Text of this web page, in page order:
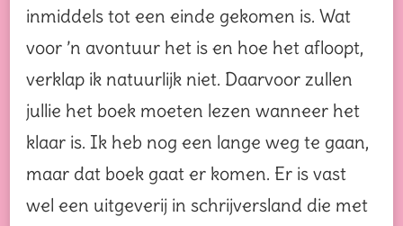
inmiddels tot een einde gekomen is. Wat
voor ’n avontuur het is en hoe het afloopt,
verklap ik natuurlijk niet. Daarvoor zullen
jullie het boek moeten lezen wanneer het
klaar is. Ik heb nog een lange weg te gaan,
maar dat boek gaat er komen. Er is vast
wel een uitgeverij in schrijversland die met